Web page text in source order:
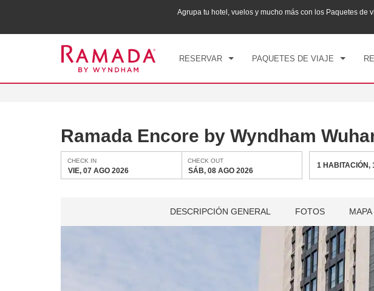
Agrupa tu hotel, vuelos y mucho más con los Paquetes
RESERVAR PAQUETES DE VIAJE
CHECK IN
Ramada Encore by Wyndham
CHECK IN
VIE, 07 AGO 2026
CHECK OUT
SÁB, 08 AGO 2026
1 HABITACIÓN,
DESCRIPCIÓN GENERAL FOTOS